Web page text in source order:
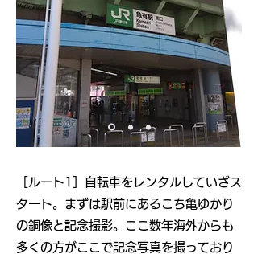
​［ルート1］自転車をレンタルしていざス
タート。まずは駅前にあるこち亀ゆかり
の銅像と記念撮影。ここ数年海外からも
多くの方がここで記念写真を撮っており